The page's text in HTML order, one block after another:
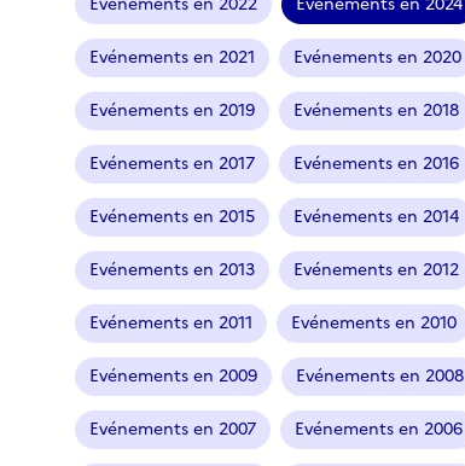
(
f
i
l
t
r
e
s
é
l
e
c
t
i
o
n
Evénements en 2021 Evénements en 2020
Evénements en 2019 Evénements en 2018
Evénements en 2017 Evénements en 2016
Evénements en 2015 Evénements en 2014
Evénements en 2013 Evénements en 2012
Evénements en 2011 Evénements en 2010
Evénements en 2009 Evénements en 2008
Evénements en 2007 Evénements en 2006